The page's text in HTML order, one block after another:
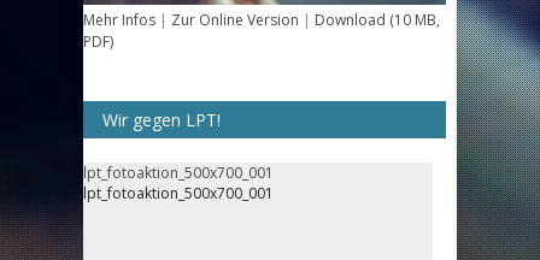
Mehr Infos | Zur Online Version | Download (10 MB,
PDF)
Wir gegen LPT!
lpt_fotoaktion_500x700_001
lpt_fotoaktion_500x700_001